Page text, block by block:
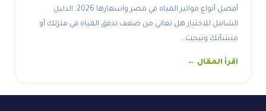
أفضل أنواع مواتير المياه في مصر واسعارها 2026: الدليل
الشامل للاختيار هل تعاني من ضعف تدفق المياه في منزلك أو
منشأتك وتبحث…
اقرأ المقال ←